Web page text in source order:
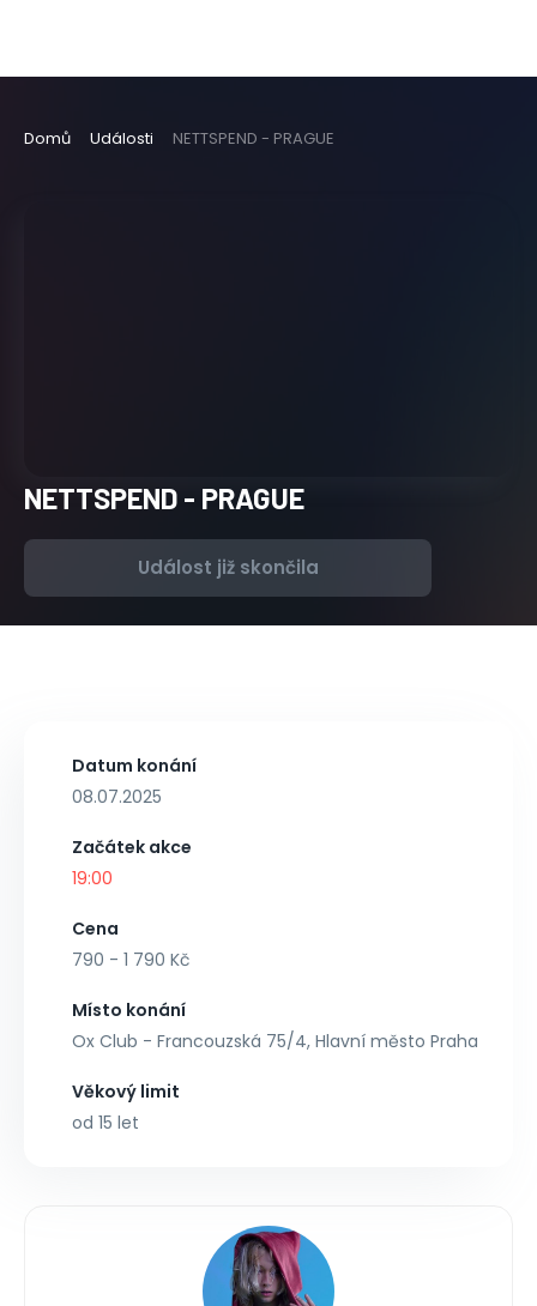
Domů Události NETTSPEND - PRAGUE
NETTSPEND - PRAGUE
Událost již skončila
Datum konání
08.07.2025
Začátek akce
19:00
Cena
790 - 1 790 Kč
Místo konání
Ox Club - Francouzská 75/4, Hlavní město Praha
Věkový limit
od 15 let